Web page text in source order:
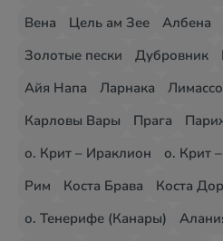
Вена
Цель ам Зее Албена
Золотые пески
Дубровник
Айя Напа
Ларнака
Карловы Вары
Прага
о. Крит – Ираклион
о. Крит
Рим
Коста Брава Коста
о. Тенерифе (Канары)